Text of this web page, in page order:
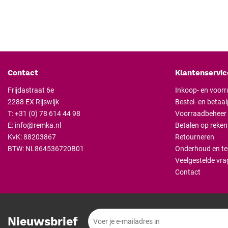
Contact
Frijdastraat 6e
2288 EX Rijswijk
T:+31 (0) 78 614 44 98
E: info@remka.nl
KvK: 88203867
BTW: NL864536720B01
Inkoop- en
Bestel- en
Voorraadbeheer
Betalen op
Retourneren
Onderhoud en
Veelgestelde
Contact
Nieuwsbrief